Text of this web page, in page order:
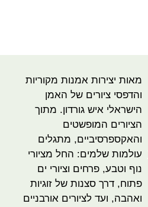
מאות יצירות אמנות מקוריות
והדפסי ציורים של האמן
הישראלי איש גורדון. מתוך
הציורים המופשטים
והאקספרסיביים, מתגלים
עולמות שלמים: החל מציורי
נוף וטבע, פרחים וציורי ים
פתוח, דרך סצנות של זוגיות
ואהבה, ועד לציורים אורבניים